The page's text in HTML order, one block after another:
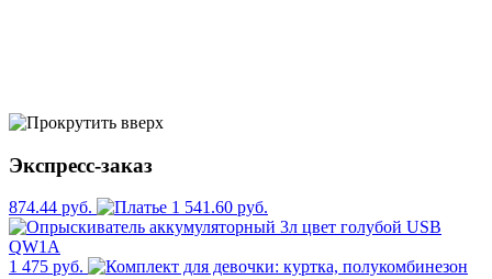
Экспресс-заказ
874.44 руб. 1 541.60 руб.
1 475 руб.